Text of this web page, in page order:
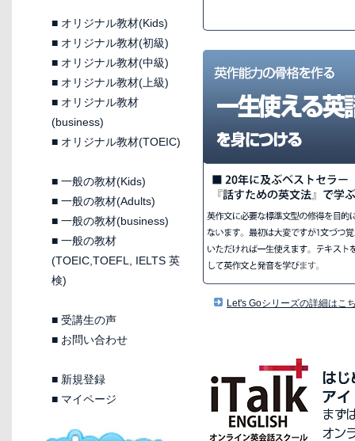
■ オリジナル教材(Kids)
■ オリジナル教材(初級)
■ オリジナル教材(中級)
■ オリジナル教材(上級)
■ オリジナル教材
(business)
■ オリジナル教材(TOEIC)
■ 一般の教材(Kids)
■ 一般の教材(Adults)
■ 一般の教材(business)
■ 一般の教材
(TOEIC,TOEFL, IELTS 英
検)
■ 受講生の声
■ お問い合わせ
■ 新規登録
■ マイページ
Let's Goシリーズの詳細はこ